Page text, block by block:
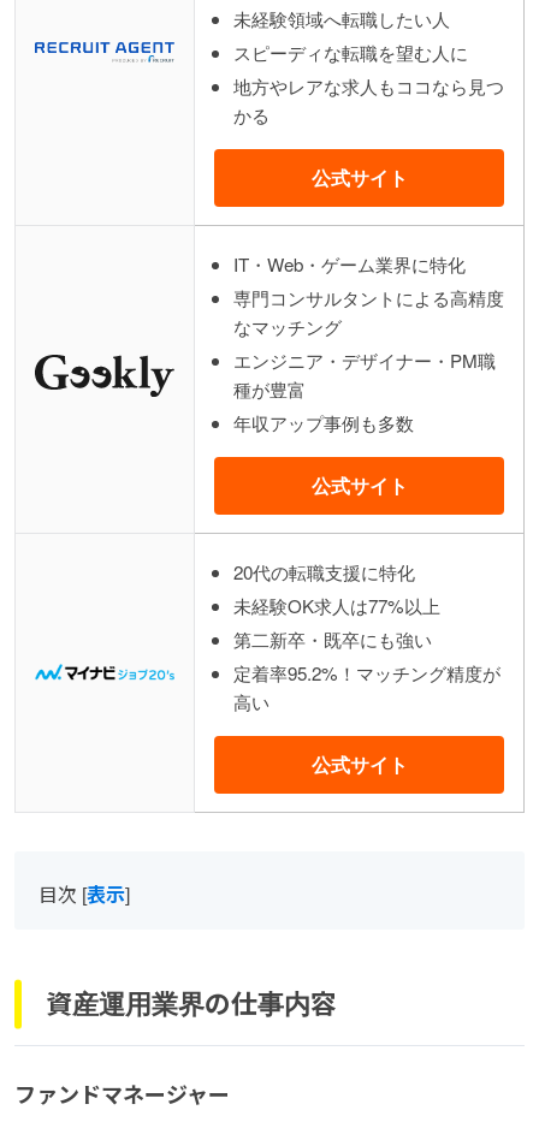
未経験領域へ転職したい人
スピーディな転職を望む人に
地方やレアな求人もココなら見つ
かる
公式サイト
IT・Web・ゲーム業界に特化
専門コンサルタントによる高精度
なマッチング
エンジニア・デザイナー・PM職
種が豊富
年収アップ事例も多数
公式サイト
20代の転職支援に特化
未経験OK求人は77%以上
第二新卒・既卒にも強い
定着率95.2%！マッチング精度が
高い
公式サイト
目次 [表示]
資産運用業界の仕事内容
ファンドマネージャー